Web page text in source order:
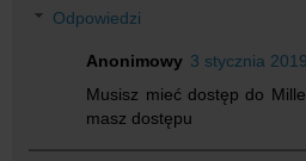
Odpowiedzi
Anonimowy 3 stycznia
Musisz mieć dostęp do
masz dostępu